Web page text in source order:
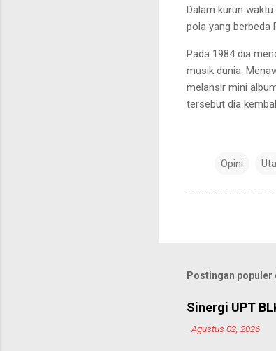
Dalam kurun waktu
pola yang berbeda
Pada 1984 dia
musik dunia .
melansir mini
tersebut dia
Opini
Postingan populer
Sinergi UPT
-Agustus 02, 2026